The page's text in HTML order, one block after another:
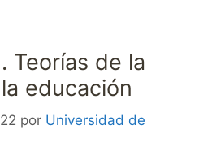
Teorías de la
educación
por Universidad de